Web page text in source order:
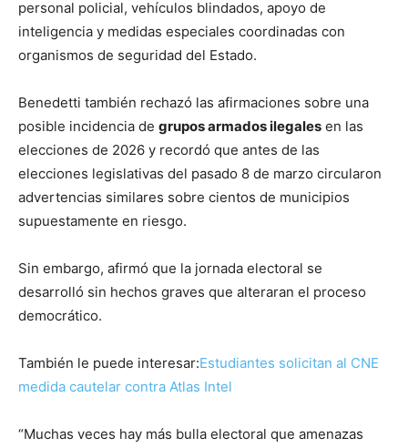
personal policial, vehículos blindados, apoyo de
inteligencia y medidas especiales coordinadas con
organismos de seguridad del Estado.
Benedetti también rechazó las afirmaciones sobre una
posible incidencia de grupos armados ilegales en las
elecciones de 2026 y recordó que antes de las
elecciones legislativas del pasado 8 de marzo circularon
advertencias similares sobre cientos de municipios
supuestamente en riesgo.
Sin embargo, afirmó que la jornada electoral se
desarrolló sin hechos graves que alteraran el proceso
democrático.
También le puede interesar:Estudiantes solicitan al CNE
medida cautelar contra Atlas Intel
“Muchas veces hay más bulla electoral que amenazas